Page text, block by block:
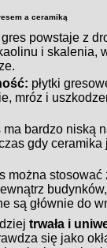
a ceramiką
gres powstaje z
i skalenia,
płytki
mróz i
ma bardzo niską
gdy ceramika
można stosować
są głównie do
trwała i
się jako